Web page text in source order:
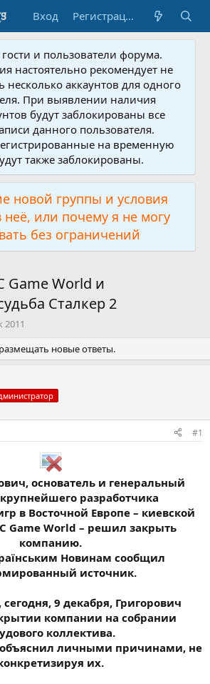
Вход Регистрация
и пользователи форума.
настоятельно рекомендует не
несколько аккаунтов для одного
При выявлении наличия
будут заблокированы все
данного пользователя.
на временную
также заблокированы.
новой группы и условия
неё, или почему я не могу
без ограничений
Game World и
Сталкер 2
2011
новые ответы.
#1
основатель и генеральный
разработчика
в Восточной Европе – киевской
Game World – решил закрыть
компанию.
Новинам сообщил
источник.
9 декабря, Григорович
компании на собрании
коллектива.
личными причинами, не
их.